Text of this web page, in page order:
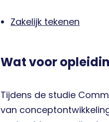
Zakelijk tekenen
Wat voor
Tijdens de studie
van